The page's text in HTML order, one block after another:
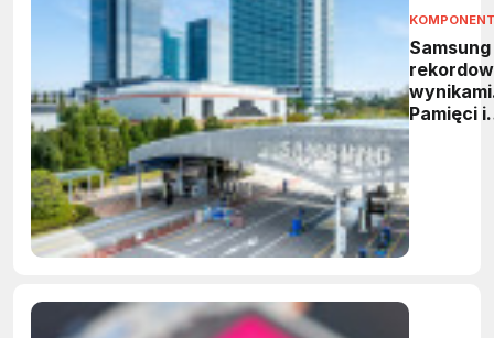
Samsung
Pamięci i